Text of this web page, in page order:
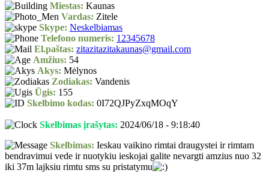
Miestas: Kaunas
Vardas: Zitele
Skype: Neskelbiamas
Telefono numeris: 12345678
El.paštas: zitazitazitakaunas@gmail.com
Amžius: 54
Akys: Mėlynos
Zodiakas: Vandenis
Ūgis: 155
Skelbimo kodas: 0I72QJPyZxqMOqY
Skelbimas įrašytas: 2024/06/18 - 9:18:40
Skelbimas: Ieskau vaikino rimtai draugystei ir rimtam
bendravimui vede ir nuotykiu ieskojai galite nevargti amzius nuo 32
iki 37m lajksiu rimtu sms su pristatymu